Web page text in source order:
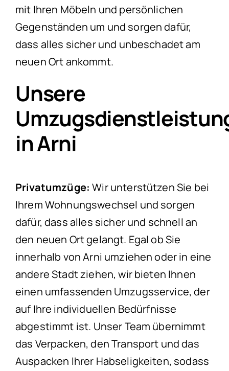
mit Ihren Möbeln und persönlichen
Gegenständen um und sorgen dafür,
dass alles sicher und unbeschadet am
neuen Ort ankommt.
Unsere
in Arni
Privatumzüge: Wir unterstützen Sie bei
Ihrem Wohnungswechsel und sorgen
dafür, dass alles sicher und schnell an
den neuen Ort gelangt. Egal ob Sie
innerhalb von Arni umziehen oder in eine
andere Stadt ziehen, wir bieten Ihnen
einen umfassenden Umzugsservice, der
auf Ihre individuellen Bedürfnisse
abgestimmt ist. Unser Team übernimmt
das Verpacken, den Transport und das
Auspacken Ihrer Habseligkeiten, sodass